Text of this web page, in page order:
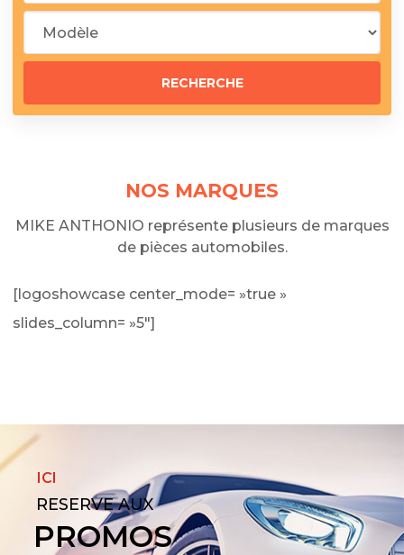
NOS MARQUES
MIKE ANTHONIO représente plusieurs de marques
de pièces automobiles.
[logoshowcase center_mode= »true »
slides_column= »5″]
ICI
RESERVE AUX
PROMOS